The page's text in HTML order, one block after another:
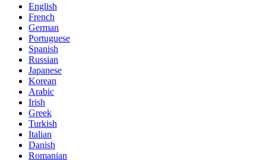
English
French
German
Portuguese
Spanish
Russian
Japanese
Korean
Arabic
Irish
Greek
Turkish
Italian
Danish
Romanian